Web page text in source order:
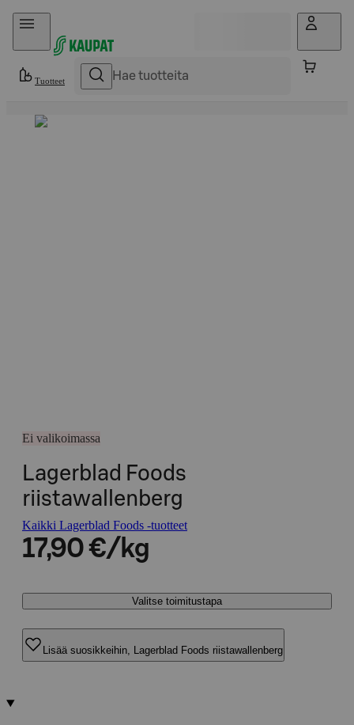
Hyppää sisältöön
Tuotteet
Ei valikoimassa
Lagerblad Foods
riistawallenberg
Kaikki Lagerblad Foods -tuotteet
17,90 €/kg
Valitse toimitustapa
Lisää suosikkeihin, Lagerblad Foods riistawallenberg